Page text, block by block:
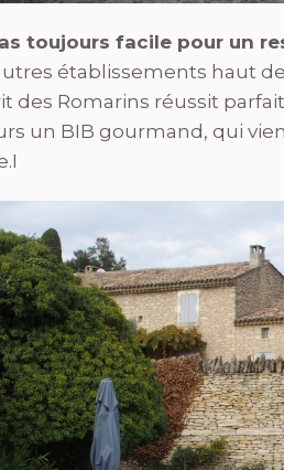
toujours facile pour un
établissements haut
des Romarins réussit
un BIB gourmand, qui